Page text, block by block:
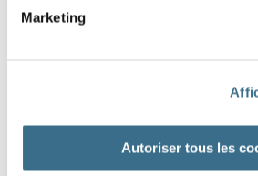
Marketing
Autoriser tous les